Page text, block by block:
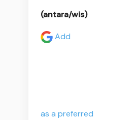
(antara/wis)
Add
as a preferred